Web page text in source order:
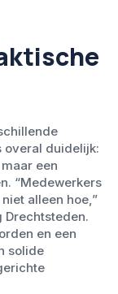
overal duidelijk:
een
“Medewerkers
alleen hoe,”
Drechtsteden.
en een
solide